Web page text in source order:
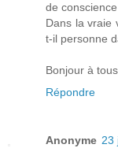
de
Dans la vraie
t-il personne
Bonjour à
Répondre
Anonyme 23